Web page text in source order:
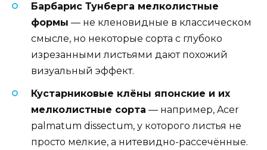
Барбарис Тунберга мелколистные
формы — не кленовидные в классическом
смысле, но некоторые сорта с глубоко
изрезанными листьями дают похожий
визуальный эффект.
Кустарниковые клёны японские и их
мелколистные сорта — например, Acer
palmatum dissectum, у которого листья не
просто мелкие, а нитевидно-рассечённые.